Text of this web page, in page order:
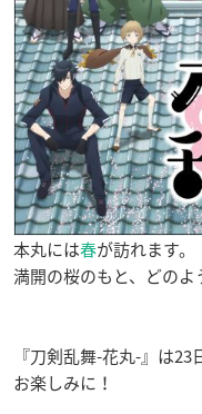
本丸には春が訪れます。
満開の桜のもと、どの
『刀剣乱舞-花丸-』は23
お楽しみに！